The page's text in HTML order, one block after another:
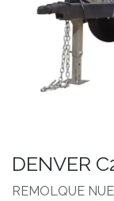
DENVER
REMOLQUE